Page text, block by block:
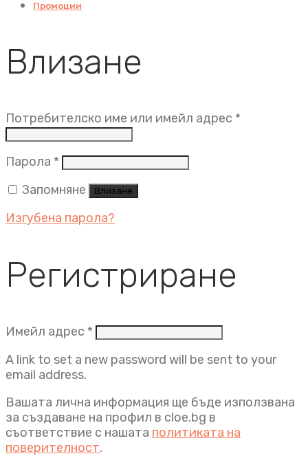
Промоции
Влизане
Потребителско име или имейл адрес *
Парола * Задължително
Запомняне
Влизане
Изгубена парола?
Регистриране
Имейл адрес * Задължително
A link to set a new password will be sent to your
email address.
Вашата лична информация ще бъде използвана
за създаване на профил в cloe.bg в
съответствие с нашата политиката на
поверителност.